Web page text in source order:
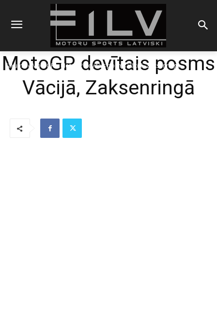
Sākums MotoGP MotoGP devītais posms Vācijā, Zaksenringā
MotoGP devītais posms
Vācijā, Zaksenringā